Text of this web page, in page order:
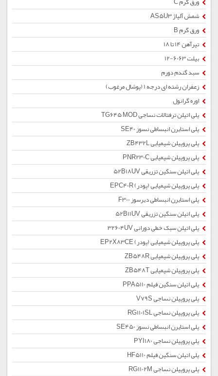
شمش آلیاژ AS5U3
ورق گرم B
تیرآهن 14 تا 18
بیلت 6063-12
سبد گندم دورم
زعفران رشته ای درجه 1 (پوشال مرغوب)
اوره گرانول
پلی اتیلن ترفتالات نساجی TG645 MOD
پلی استایرن انبساطی نسوز SE40
پلی پروپیلن شیمیایی ZB432L
پلی پروپیلن شیمیایی PNR230C
پلی اتیلن سنگین تزریقی 52B18UV
پلی پروپیلن شیمیایی (پودر) EPC40R
پلی استایرن انبساطی دیرسوز F300
پلی اتیلن سنگین تزریقی 52B11UV
پلی اتیلن سبک خطی دورانی 32604UV
پلی پروپیلن شیمیایی (پودر) EP2X83CE
پلی پروپیلن شیمیایی ZB548R
پلی پروپیلن شیمیایی ZB548T
پلی اتیلن سنگین فیلم PPA5110
پلی پروپیلن نساجی V79S
پلی پروپیلن نساجی RG1101SL
پلی استایرن انبساطی نسوز SE450
پلی پروپیلن نساجی PYI180
پلی اتیلن سنگین فیلم HF5110
پلی پروپیلن نساجی RG1102M